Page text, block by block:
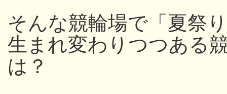
そんな競輪場で「夏祭
生まれ変わりつつある
は？